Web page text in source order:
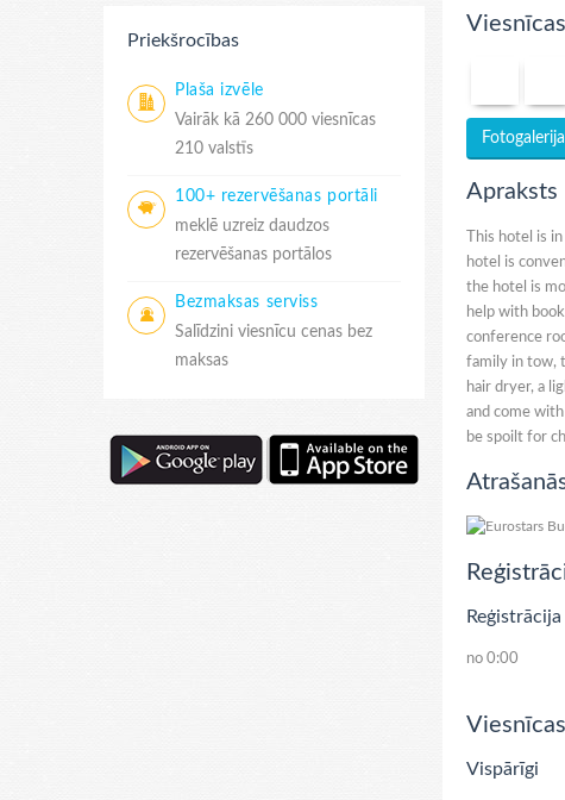
Priekšrocības
Plaša izvēle
Vairāk kā 260 000 viesnīcas
210 valstīs
100+ rezervēšanas portāli
meklē uzreiz daudzos
rezervēšanas portālos
Bezmaksas serviss
Salīdzini viesnīcu cenas bez
maksas
Fotogalerija
Apraksts
This hotel is
hotel is
the hotel is
help with
conference
family in tow,
hair dryer, a
and come
be spoilt for
Reģistrācija
no 0:00
Vispārīgi